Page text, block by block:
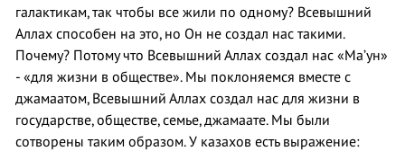
галактикам, так чтобы все жили по одному? Всевышний
Аллах способен на это, но Он не создал нас такими.
Почему? Потому что Всевышний Аллах создал нас «Ма’ун»
- «для жизни в обществе». Мы поклоняемся вместе с
джамаатом, Всевышний Аллах создал нас для жизни в
государстве, обществе, семье, джамаате. Мы были
сотворены таким образом. У казахов есть выражение: